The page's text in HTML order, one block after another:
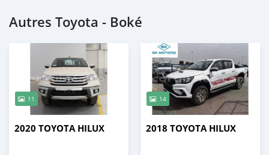
Autres Toyota - Boké
11
2020 TOYOTA HILUX
14
2018 TOYOTA HILUX